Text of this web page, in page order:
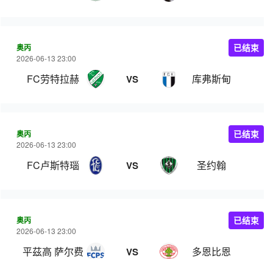
奥丙
2026-06-13 23:00
FC劳特拉赫 VS 库弗斯甸
已结束
奥丙
2026-06-13 23:00
FC卢斯特瑙 VS 圣约翰
已结束
奥丙
2026-06-13 23:00
平茲高 萨尔费尔登 VS 多恩比恩
已结束